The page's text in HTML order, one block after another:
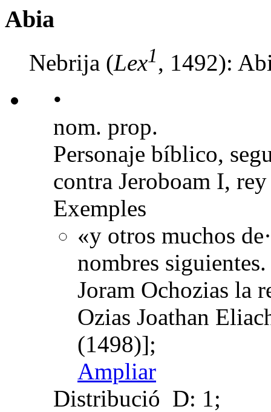
Abia
Nebrija (Lex1, 1492):
•
nom. prop.
Personaje bíblico,
contra Jeroboam I,
Exemples
«y otros muchos
nombres
Joram Ochozias la
Ozias Joathan
(1498)];
Ampliar
Distribució D: 1;